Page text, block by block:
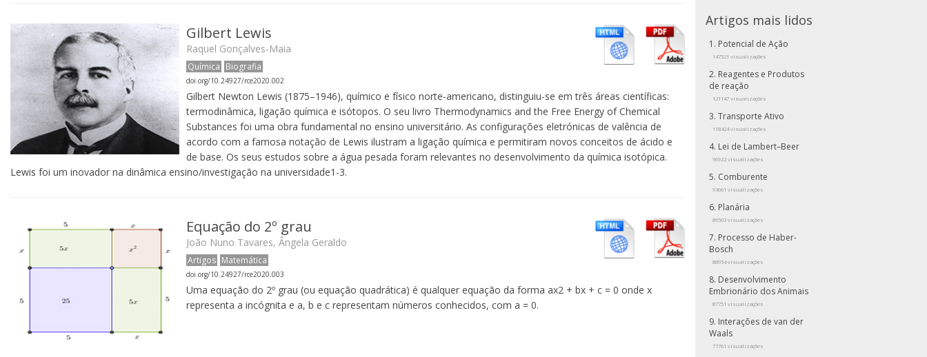
Gilbert Lewis
Raquel Gonçalves-Maia
Química Biografia
doi.org/10.24927/rce2020.002
Gilbert Newton Lewis (1875–1946), químico e físico norte-americano, distinguiu-se em três áreas científicas:
termodinâmica, ligação química e isótopos. O seu livro Thermodynamics and the Free Energy of Chemical
Substances foi uma obra fundamental no ensino universitário. As configurações eletrónicas de valência de
acordo com a famosa notação de Lewis ilustram a ligação química e permitiram novos conceitos de ácido e
de base. Os seus estudos sobre a água pesada foram relevantes no desenvolvimento da química isotópica.
Lewis foi um inovador na dinâmica ensino/investigação na universidade1-3.
Equação do 2º grau
João Nuno Tavares, Ângela Geraldo
Artigos Matemática
doi.org/10.24927/rce2020.003
Uma equação do 2º grau (ou equação quadrática) é qualquer equação da forma ax2 + bx + c = 0 onde x
representa a incógnita e a, b e c representam números conhecidos, com a = 0.
Artigos mais lidos
Potencial de Ação
147521 visualizações
Reagentes e Produtos
de reação
121147 visualizações
Transporte Ativo
118424 visualizações
Lei de Lambert–Beer
96922 visualizações
Comburente
93661 visualizações
Planária
89503 visualizações
Processo de Haber-
Bosch
88954 visualizações
Desenvolvimento
Embrionário dos Animais
87751 visualizações
Interações de van der
Waals
77761 visualizações